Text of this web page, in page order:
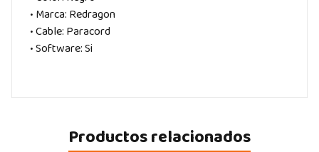
• Marca: Redragon
• Cable: Paracord
• Software: Si
Productos relacionados